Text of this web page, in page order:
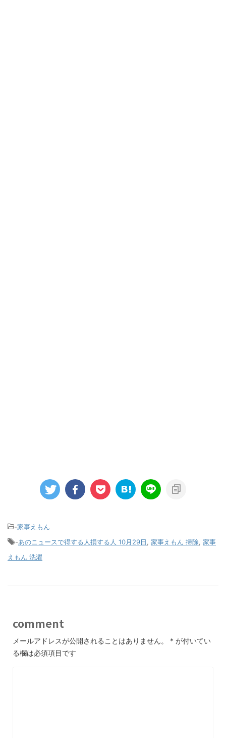
-家事えもん
-あのニュースで得する人損する人 10月29日 家事えもん 掃除 家事
えもん 洗濯
comment
メールアドレスが公開されることはありません。 * が付いてい
る欄は必須項目です